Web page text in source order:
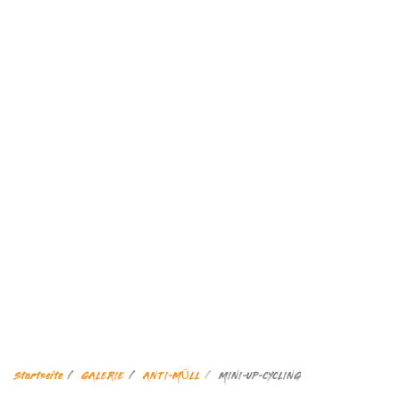
Startseite GALERIE ANTI-MÜLL MINI-UP-CYCLING